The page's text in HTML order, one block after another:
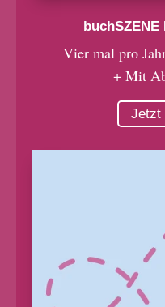
Vier mal pro
+ Mit
Jetzt